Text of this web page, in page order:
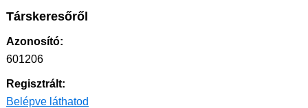
Társkeresőről
Azonosító:
601206
Regisztrált:
Belépve láthatod